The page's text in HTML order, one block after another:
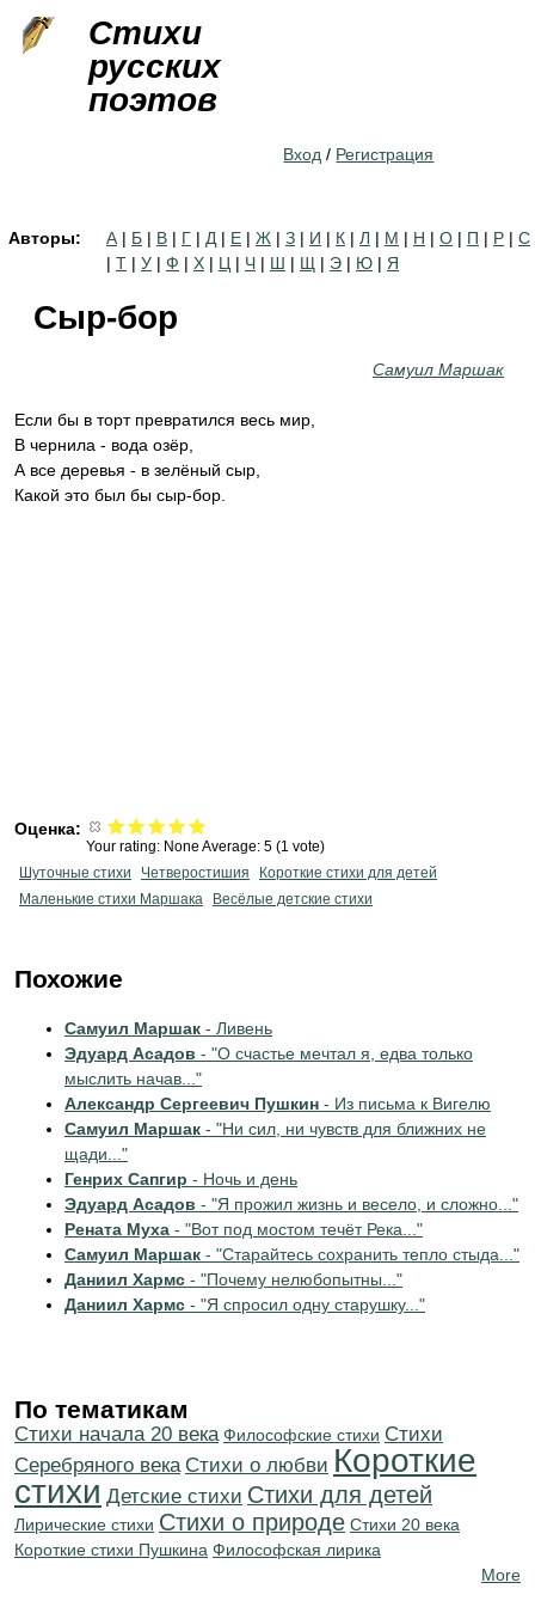
Стихи
русских
поэтов
Вход / Регистрация
Авторы: А | Б | В | Г | Д | Е | Ж | З | И | К | Л | М | Н | О | П | Р | С
| Т | У | Ф | Х | Ц | Ч | Ш | Щ | Э | Ю | Я
Сыр-бор
Самуил Маршак
Если бы в торт превратился весь мир,
В чернила - вода озёр,
А все деревья - в зелёный сыр,
Какой это был бы сыр-бор.
Оценка:
Your rating: None Average: 5 (1 vote)
Шуточные стихи
Четверостишия
Короткие стихи для детей
Маленькие стихи Маршака
Весёлые детские стихи
Похожие
Самуил Маршак - Ливень
Эдуард Асадов - "О счастье мечтал я, едва только
мыслить начав..."
Александр Сергеевич Пушкин - Из письма к Вигелю
Самуил Маршак - "Ни сил, ни чувств для ближних не
щади..."
Генрих Сапгир - Ночь и день
Эдуард Асадов - "Я прожил жизнь и весело, и сложно..."
Рената Муха - "Вот под мостом течёт Река..."
Самуил Маршак - "Старайтесь сохранить тепло стыда..."
Даниил Хармс - "Почему нелюбопытны..."
Даниил Хармс - "Я спросил одну старушку..."
По тематикам
Cтихи начала 20 века Философские стихи Cтихи
Серебряного века Стихи о любви Короткие
стихи Детские стихи Стихи для детей
Лирические стихи Стихи о природе Стихи 20 века
Короткие стихи Пушкина Философская лирика
More